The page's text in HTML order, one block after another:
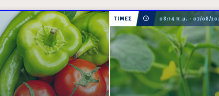
ΤΙΜΕΣ 08:14 π.μ. - 07/08/